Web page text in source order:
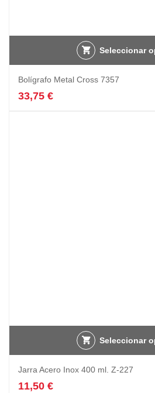
Seleccionar
Bolígrafo Metal Cross 7357
33,75 €
Seleccionar
Jarra Acero Inox 400 ml. Z-227
11,50 €